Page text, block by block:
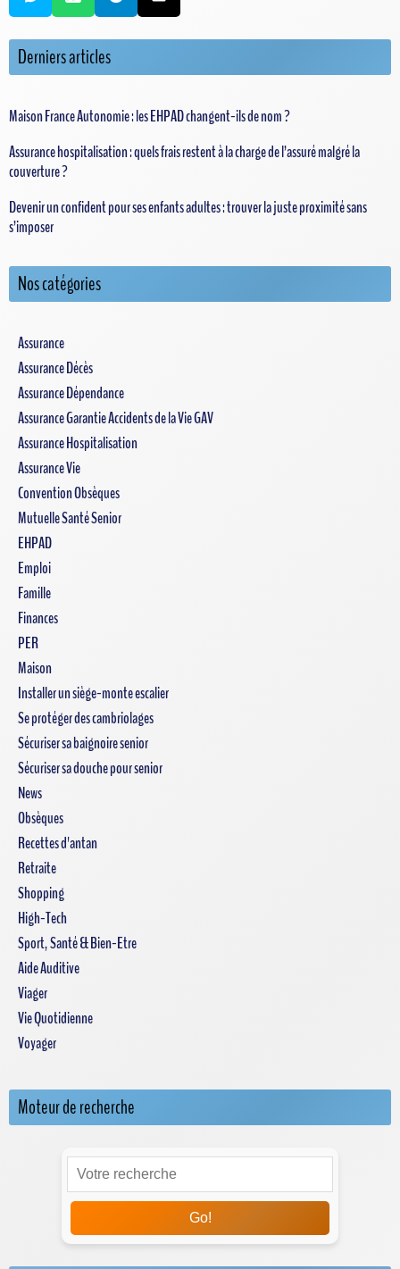
Derniers articles
Maison France Autonomie : les EHPAD changent-ils de nom ?
Assurance hospitalisation : quels frais restent à la charge de l’assuré malgré la
couverture ?
Devenir un confident pour ses enfants adultes : trouver la juste proximité sans
s’imposer
Nos catégories
Assurance
Assurance Décès
Assurance Dépendance
Assurance Garantie Accidents de la Vie GAV
Assurance Hospitalisation
Assurance Vie
Convention Obsèques
Mutuelle Santé Senior
EHPAD
Emploi
Famille
Finances
PER
Maison
Installer un siège-monte escalier
Se protéger des cambriolages
Sécuriser sa baignoire senior
Sécuriser sa douche pour senior
News
Obsèques
Recettes d'antan
Retraite
Shopping
High-Tech
Sport, Santé & Bien-Etre
Aide Auditive
Viager
Vie Quotidienne
Voyager
Moteur de recherche
Go!